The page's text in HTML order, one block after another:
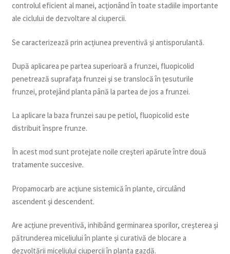
controlul eficient al manei, acţionând în toate stadiile importante
ale ciclului de dezvoltare al ciupercii.
Se caracterizează prin acţiunea preventivă şi antisporulantă.
După aplicarea pe partea superioară a frunzei, fluopicolid
penetrează suprafaţa frunzei şi se translocă în ţesuturile
frunzei, protejând planta până la partea de jos a frunzei.
La aplicare la baza frunzei sau pe petiol, fluopicolid este
distribuit înspre frunze.
În acest mod sunt protejate noile creşteri apărute între două
tratamente succesive.
Propamocarb are acţiune sistemică în plante, circulând
ascendent şi descendent.
Are acţiune preventivă, inhibând germinarea sporilor, creşterea şi
pătrunderea miceliului în plante şi curativă de blocare a
dezvoltării miceliului ciupercii în planta gazdă.